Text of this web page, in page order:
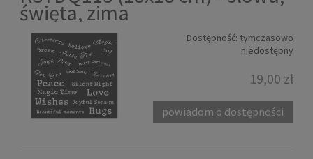
święta, zima
Dostępność: tymczasowo
niedostępny
19,00 zł
powiadom o dostępności